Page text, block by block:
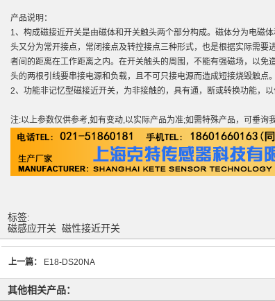
产品说明：
1、构成磁接近开关是由磁体和开关触头两个部分构成。磁体分为电磁
头又分为常开接点，常闭接点及转控接点三种形式，也是根据实际需要
者间的距离在工作距离之内。在开关触头的周围，不能有强磁场，以免
头的两根引线要串接电源和负载，且不可只接电源而造成短接烧毁触点
2、功能非记忆型磁接近开关，为非接触的，具有通，断或转换功能，以
注:以上参数仅供参考,如有变动,以实际产品为准;如需特殊产品，可垂询
标签:
磁感应开关 磁性接近开关
上一篇： E18-DS20NA
其他相关产品：